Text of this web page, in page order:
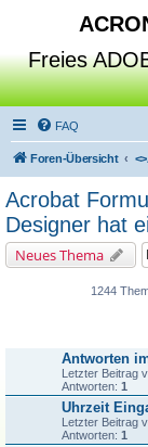
Freies
FAQ
Foren-Übersicht <>
Acrobat
Designer hat
Neues Thema
1244
Antworten
Letzter Beitrag
Antworten: 1
Uhrzeit
Letzter Beitrag
Antworten: 1